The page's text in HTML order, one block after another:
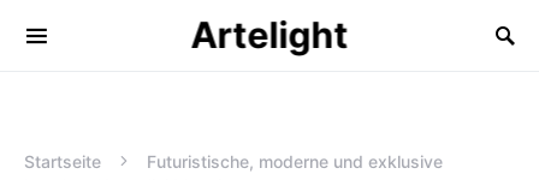
Artelight
Startseite
Futuristische, moderne und exklusive